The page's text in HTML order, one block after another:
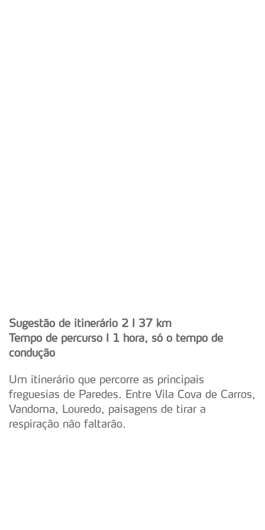
Sugestão de itinerário 2 I 37 km
Tempo de percurso I 1 hora, só o tempo de
condução
Um itinerário que percorre as principais
freguesias de Paredes. Entre Vila Cova de Carros,
Vandoma, Louredo, paisagens de tirar a
respiração não faltarão.